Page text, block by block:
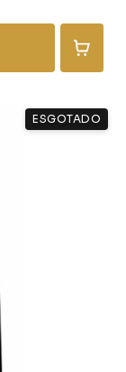
ESGOTADO